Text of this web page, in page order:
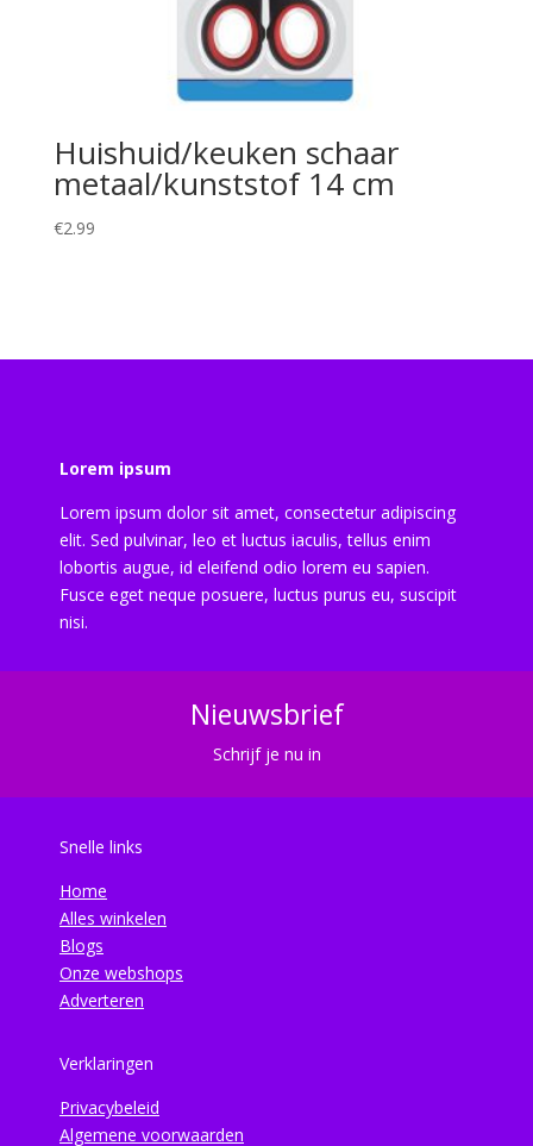
Huishuid/keuken schaar
metaal/kunststof 14 cm
€2.99
Lorem ipsum
Lorem ipsum dolor sit amet, consectetur adipiscing
elit. Sed pulvinar, leo et luctus iaculis, tellus enim
lobortis augue, id eleifend odio lorem eu sapien.
Fusce eget neque posuere, luctus purus eu, suscipit
nisi.
Nieuwsbrief
Schrijf je nu in
Snelle links
Home
Alles winkelen
Blogs
Onze webshops
Adverteren
Verklaringen
Privacybeleid
Algemene voorwaarden